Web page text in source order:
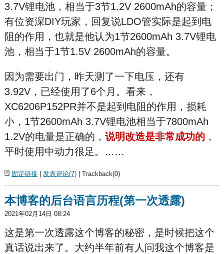
3.7V锂电池，相当于3节1.2V 2600mAh的容量；
有位资深DIY玩家，回复说LDO管实际是起到电
阻的作用，也就是他认为1节2600mAh 3.7V锂电
池，相当于1节1.5V 2600mAh的容量。
因为需要出门，昨天测了一下电压，还有
3.92V，已经使用了6个月。看来，
XC6206P152PR并不是起到电阻的作用，损耗
小，1节2600mAh 3.7V锂电池相当于7800mAh
1.2V的电量是正确的， 说明改造是非常成功的，
平时使用中动力很足。……
固定链接| 发表评论(7)| Trackback(0)
本博客的后台语言历程(第一次透露)
2021年02月14日 08:24
这是第一次透露这个博客的秘密，是时候把这个
真话说出来了。大约半年前有人问我这个博客是